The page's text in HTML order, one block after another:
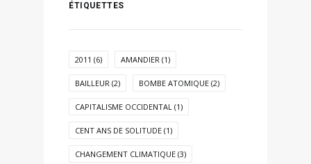
ÉTIQUETTES
2011 (6) AMANDIER (1)
BAILLEUR (2) BOMBE ATOMIQUE (2)
CAPITALISME OCCIDENTAL (1)
CENT ANS DE SOLITUDE (1)
CHANGEMENT CLIMATIQUE (3)